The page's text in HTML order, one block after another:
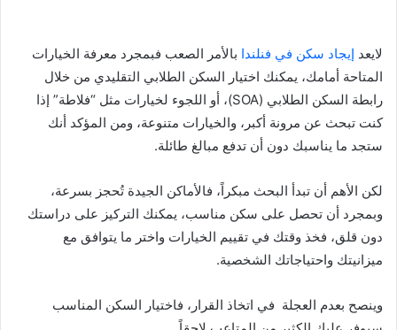
لايعد إيجاد سكن في فنلندا بالأمر الصعب فبمجرد معرفة الخيارات
المتاحة أمامك، يمكنك اختيار السكن الطلابي التقليدي من خلال
رابطة السكن الطلابي (SOA)، أو اللجوء لخيارات مثل “فلاطة” إذا
كنت تبحث عن مرونة أكبر، والخيارات متنوعة، ومن المؤكد أنك
ستجد ما يناسبك دون أن تدفع مبالغ طائلة.
لكن الأهم أن تبدأ البحث مبكراً، فالأماكن الجيدة تُحجز بسرعة،
وبمجرد أن تحصل على سكن مناسب، يمكنك التركيز على دراستك
دون قلق، فخذ وقتك في تقييم الخيارات واختر ما يتوافق مع
ميزانيتك واحتياجاتك الشخصية.
وينصح بعدم العجلة في اتخاذ القرار، فاختيار السكن المناسب